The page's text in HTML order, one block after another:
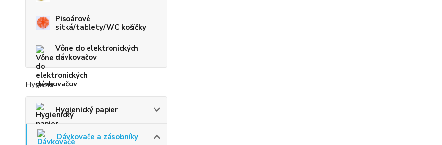
Pisoárové
sitká/tablety/WC košíčky
Vône do elektronických
dávkovačov
Hygiena
Hygienický papier
Dávkovače a zásobníky